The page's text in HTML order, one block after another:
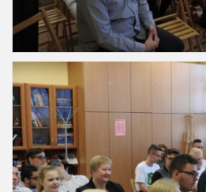
Slajd6